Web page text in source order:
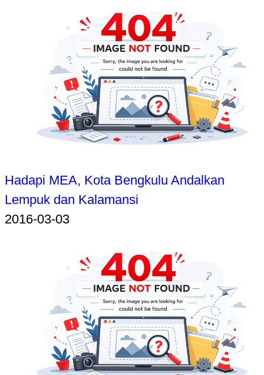
Hadapi MEA, Kota Bengkulu Andalkan
Lempuk dan Kalamansi
2016-03-03